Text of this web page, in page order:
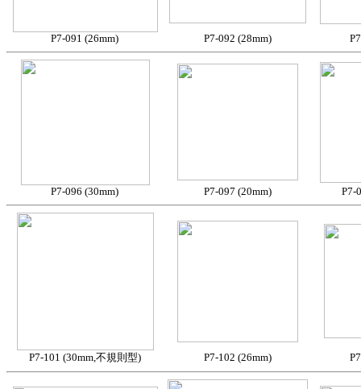
P7-091 (26mm) P7-092 (28mm)
P7-096 (30mm) P7-097 (20mm) P7-
P7-101 (30mm,不規則型) P7-102 (26mm)